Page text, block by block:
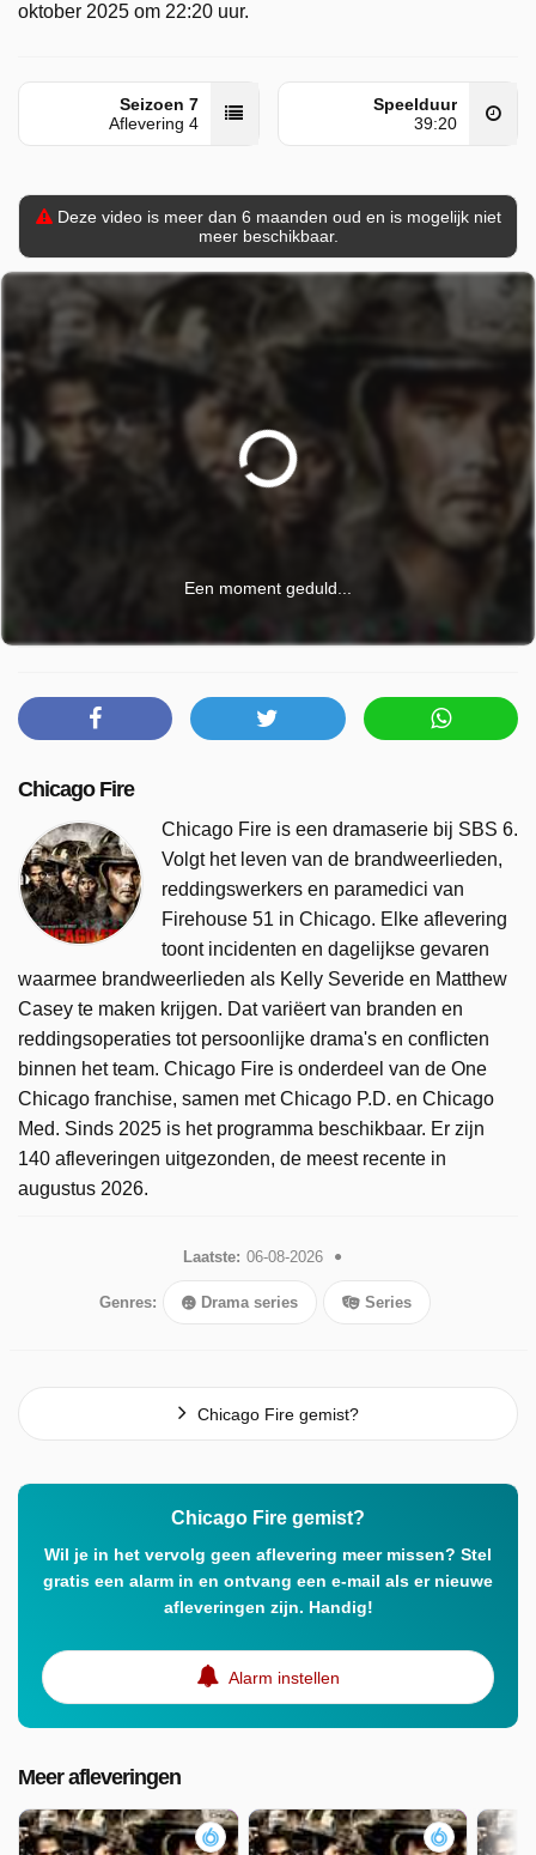
oktober 2025 om 22:20 uur.
Seizoen 7
Aflevering 4
Speelduur
39:20
Deze video is meer dan 6 maanden oud en is mogelijk niet
meer beschikbaar.
Een moment geduld...
Chicago Fire
Chicago Fire is een dramaserie bij SBS 6.
Volgt het leven van de brandweerlieden,
reddingswerkers en paramedici van
Firehouse 51 in Chicago. Elke aflevering
toont incidenten en dagelijkse gevaren
waarmee brandweerlieden als Kelly Severide en Matthew
Casey te maken krijgen. Dat variëert van branden en
reddingsoperaties tot persoonlijke drama's en conflicten
binnen het team. Chicago Fire is onderdeel van de One
Chicago franchise, samen met Chicago P.D. en Chicago
Med. Sinds 2025 is het programma beschikbaar. Er zijn
140 afleveringen uitgezonden, de meest recente in
augustus 2026.
Laatste: 06-08-2026
Genres: Drama series Series
Chicago Fire gemist?
Chicago Fire gemist?
Wil je in het vervolg geen aflevering meer missen? Stel
gratis een alarm in en ontvang een e-mail als er nieuwe
afleveringen zijn. Handig!
Alarm instellen
Meer afleveringen